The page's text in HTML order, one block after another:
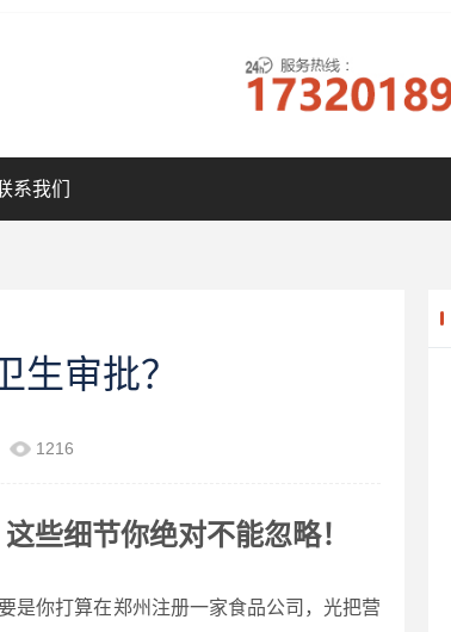
系我们
审批？
1216
些细节你绝对不能忽略！
是你打算在郑州注册一家食品公司，光把营